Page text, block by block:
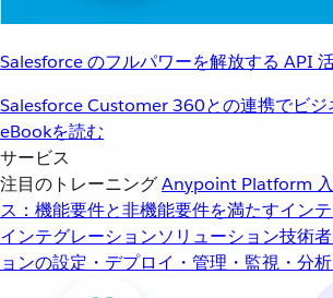
Salesforce のフルパワーを解放する API
Salesforce Customer 360との連携でビ
eBookを読む
サービス
注目のトレーニングAnypoint Platform
ス：機能要件と非機能要件を満たすイン
インテグレーションソリューション技術
ョンの設定・デプロイ・管理・監視・分析